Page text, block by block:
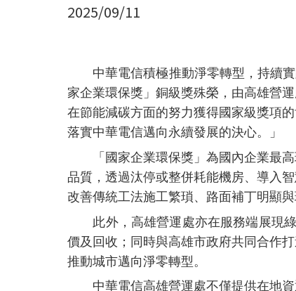
2025/09/11
中華電信積極推動淨零轉型，持續實
家企業環保獎」銅級獎殊榮，由高雄營
在節能減碳方面的努力獲得國家級獎項
落實中華電信邁向永續發展的決心。」
「國家企業環保獎」為國內企業最高
品質，透過汰停或整併耗能機房、導入
改善傳統工法施工繁瑣、路面補丁明顯
此外，高雄營運處亦在服務端展現綠
價及回收；同時與高雄市政府共同合作
推動城市邁向淨零轉型。
中華電信高雄營運處不僅提供在地資